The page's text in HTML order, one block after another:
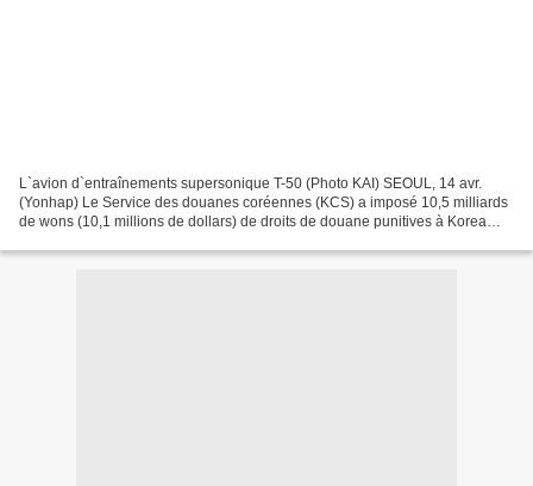
L`avion d`entraînements supersonique T-50 (Photo KAI) SEOUL, 14 avr.
(Yonhap) Le Service des douanes coréennes (KCS) a imposé 10,5 milliards
de wons (10,1 millions de dollars) de droits de douane punitives à Korea